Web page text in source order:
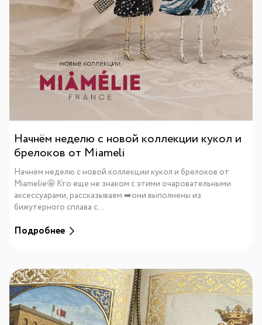
Начнём неделю с новой коллекции кукол и
брелоков от Miameli
Начнём неделю с новой коллекции кукол и брелоков от
Miamelie🤩 Кто еще не знаком с этими очаровательными
аксессуарами, рассказываем ➡️они выполнены из
бижутерного сплава с...
Подробнее